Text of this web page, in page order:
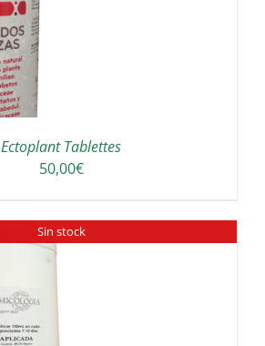
Ectoplant Tablettes
50,00€
Sin stock